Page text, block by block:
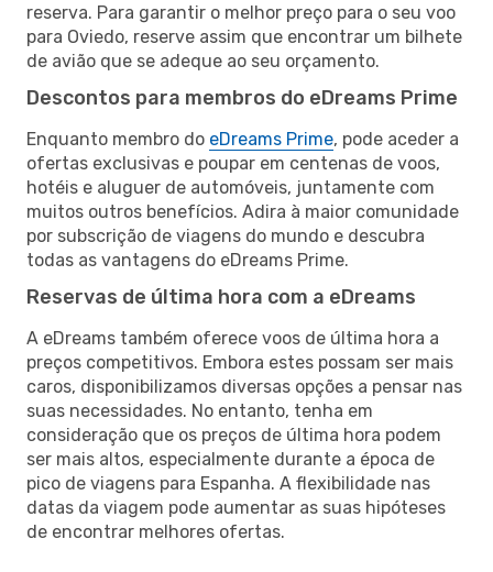
reserva. Para garantir o melhor preço para o seu voo
para Oviedo, reserve assim que encontrar um bilhete
de avião que se adeque ao seu orçamento.
Descontos para membros do eDreams Prime
Enquanto membro do eDreams Prime, pode aceder a
ofertas exclusivas e poupar em centenas de voos,
hotéis e aluguer de automóveis, juntamente com
muitos outros benefícios. Adira à maior comunidade
por subscrição de viagens do mundo e descubra
todas as vantagens do eDreams Prime.
Reservas de última hora com a eDreams
A eDreams também oferece voos de última hora a
preços competitivos. Embora estes possam ser mais
caros, disponibilizamos diversas opções a pensar nas
suas necessidades. No entanto, tenha em
consideração que os preços de última hora podem
ser mais altos, especialmente durante a época de
pico de viagens para Espanha. A flexibilidade nas
datas da viagem pode aumentar as suas hipóteses
de encontrar melhores ofertas.